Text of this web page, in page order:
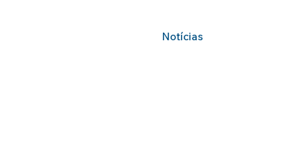
Notícias